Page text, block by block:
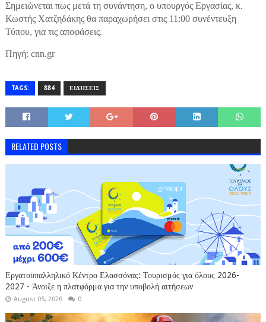
Σημειώνεται πως μετά τη συνάντηση, ο υπουργός Εργασίας, κ.
Κωστής Χατζηδάκης θα παραχωρήσει στις 11:00 συνέντευξη
Τύπου, για τις αποφάσεις.
Πηγή: cnn.gr
TAGS: 884 ΕΙΔΉΣΕΙΣ
RELATED POSTS
Εργατοϋπαλληλικό Κέντρο Ελασσόνας: Τουρισμός για όλους 2026-
2027 - Άνοιξε η πλατφόρμα για την υποβολή αιτήσεων
August 05, 2026 0